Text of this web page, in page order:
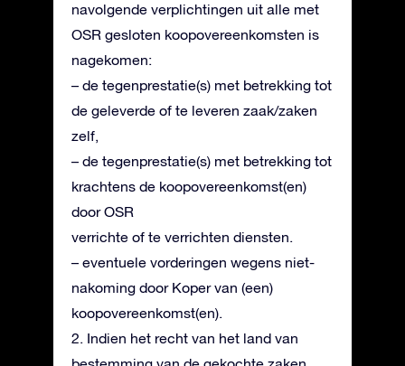
navolgende verplichtingen uit alle met
OSR gesloten koopovereenkomsten is
nagekomen:
– de tegenprestatie(s) met betrekking tot
de geleverde of te leveren zaak/zaken
zelf,
– de tegenprestatie(s) met betrekking tot
krachtens de koopovereenkomst(en)
door OSR
verrichte of te verrichten diensten.
– eventuele vorderingen wegens niet-
nakoming door Koper van (een)
koopovereenkomst(en).
2. Indien het recht van het land van